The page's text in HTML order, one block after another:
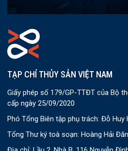
TẠP CHÍ THỦY SẢN VIỆT NAM
Giấy phép số 179/GP-TTĐT của Bộ
cấp ngày 25/09/2020
Phó Tổng Biên tập phụ trách: Đỗ Huy
Tổng Thư ký toà soạn: Hoàng Hải